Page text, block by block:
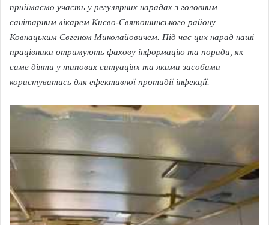
приймаємо участь у регулярних нарадах з головним
санітарним лікарем Києво-Святошинського району
Ковнацьким Євгеном Миколайовичем. Під час цих нарад наші
працівники отримують фахову інформацію та поради, як
саме діяти у типових ситуаціях та якими засобами
користуватись для ефективної протидії інфекції.